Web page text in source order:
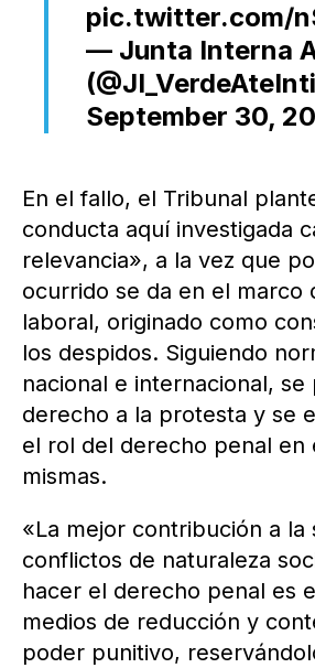
pic.twitter.com/
— Junta Interna
September 30,
En el fallo, el Tribunal
conducta aquí investigada
relevancia», a la vez que
ocurrido se da en el marco
laboral, originado como
los despidos. Siguiendo
nacional e internacional, se
derecho a la protesta y se
el rol del derecho penal en
mismas.
«La mejor contribución a la
conflictos de naturaleza
hacer el derecho penal es
medios de reducción y
poder punitivo,